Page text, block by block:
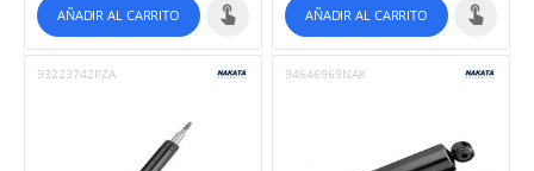
AÑADIR AL CARRITO AÑADIR AL CARRITO
93223742PZA 94646969NAK